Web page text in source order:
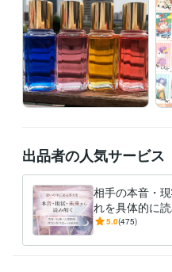
★結果に関しての質問について★
・当日に限りメニューによって1
よくお読みになってご購入くださ
お仕事などご都合ありましたらご
※質問含めての承諾ですので、承諾
※2１時以降はいかなるお答えも出
・不明点、質問も基本的に当日
えできません
トークルーム管理の為、正式な
出品者の人気サービス
相手の本音・
れを具体的に
恋愛・仕事・
えます
5.0(475)